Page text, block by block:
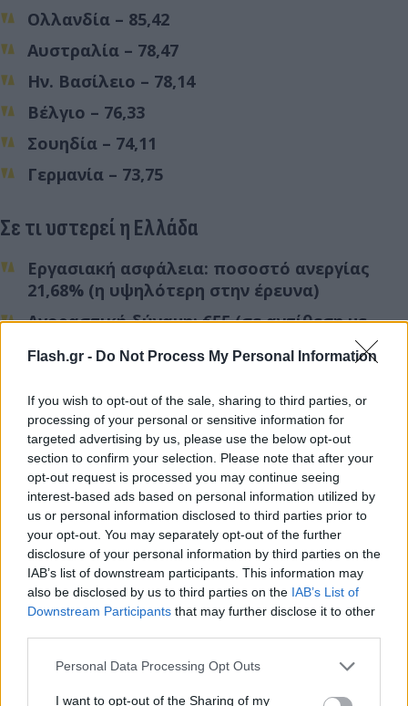
Flash.gr - Do Not Process My Personal Information
If you wish to opt-out of the sale, sharing to third parties, or
processing of your personal or sensitive information for
targeted advertising by us, please use the below opt-out
section to confirm your selection. Please note that after your
opt-out request is processed you may continue seeing
interest-based ads based on personal information utilized by
us or personal information disclosed to third parties prior to
your opt-out. You may separately opt-out of the further
disclosure of your personal information by third parties on the
IAB’s list of downstream participants. This information may
also be disclosed by us to third parties on the IAB’s List of
Downstream Participants that may further disclose it to other
Please note that this website/app uses one or more Google
not limited to your visit or usage behaviour. You may click to
Personal Data Processing Opt Outs
I want to opt-out of the Sharing of my
Ολλανδία – 85,42
Αυστραλία – 78,47
Ην. Βασίλειο – 78,14
Βέλγιο – 76,33
Σουηδία – 74,11
Γερμανία – 73,75
Σε τι υστερεί η Ελλάδα
Εργασιακή ασφάλεια: ποσοστό ανεργίας
21,68% (η υψηλότερη στην έρευνα)
Αγοραστική δύναμη: €55 (σε αντίθεση με
Ελβετία)
Παρά την ικανοποιητική εμπιστοσύνη στον
εργοδότη (74%) και την ευθυγράμμιση αξιών
(74%), οι οικονομικές δυσκολίες
υπερισχύουν.
Ακόμη και η Τουρκία, με υψηλό ποσοστό
υπερωριών (25%), εμφανίζει καλύτερη συνολική
εικόνα (49,04) χάρη στην ενίσχυση δεξιοτήτων
(65%) και την ευθυγράμμιση αξιών (80%).